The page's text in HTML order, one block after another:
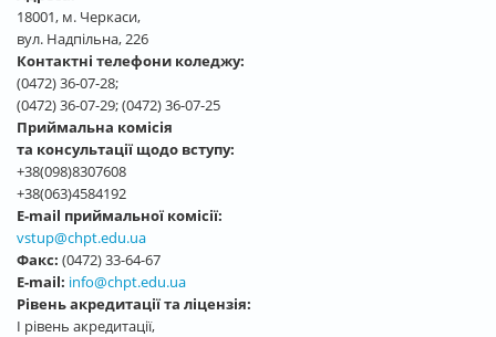
18001, м. Черкаси,
вул. Надпільна, 226
Контактні телефони коледжу:
(0472) 36-07-28;
(0472) 36-07-29; (0472) 36-07-25
Приймальна комісія
та консультації щодо вступу:
+38(098)8307608
+38(063)4584192
E-mail приймальної комісії:
vstup@chpt.edu.ua
Факс: (0472) 33-64-67
E-mail: info@chpt.edu.ua
Рівень акредитації та ліцензія:
І рівень акредитації,